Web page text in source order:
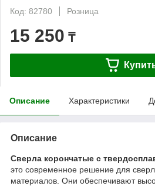
Код: 82780
Розница
15 250 ₸
Описание Характеристики
Описание
Сверла корончатые с
это современное решение для
материалов. Они обеспечивают